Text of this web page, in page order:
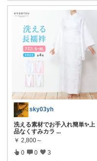
sky03yh
洗える素材でお手入れ簡単✨上
品なくすみカラ ...
￥ 2,800～
0 0 3